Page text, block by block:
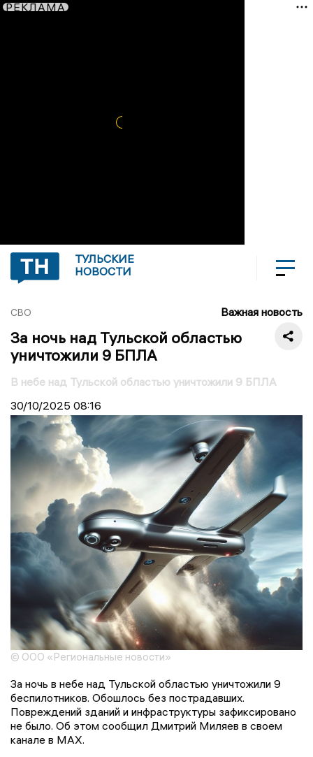
РЕКЛАМА
ТУЛЬСКИЕ
НОВОСТИ
СВО Важная новость
За ночь над Тульской областью
уничтожили 9 БПЛА
В небе над Тульской областью уничтожили 9 БПЛА
30/10/2025 08:16
© ООО «Региональные новости»
За ночь в небе над Тульской областью уничтожили 9
беспилотников. Обошлось без пострадавших.
Повреждений зданий и инфраструктуры зафиксировано
не было. Об этом сообщил Дмитрий Миляев в своем
канале в MAX.